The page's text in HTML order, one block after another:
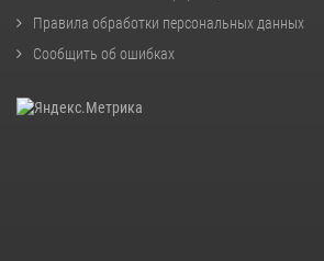
Правила обработки персональных данных
Сообщить об ошибках